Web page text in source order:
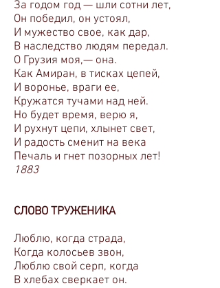
За годом год — шли сотни лет,
Он победил, он устоял,
И мужество свое, как дар,
В наследство людям передал.
О Грузия моя,— она.
Как Амиран, в тисках цепей,
И воронье, враги ее,
Кружатся тучами над ней.
Но будет время, верю я,
И рухнут цепи, хлынет свет,
И радость сменит на века
Печаль и гнет позорных лет!
1883
СЛОВО ТРУЖЕНИКА
Люблю, когда страда,
Когда колосьев звон,
Люблю свой серп, когда
В хлебах сверкает он.